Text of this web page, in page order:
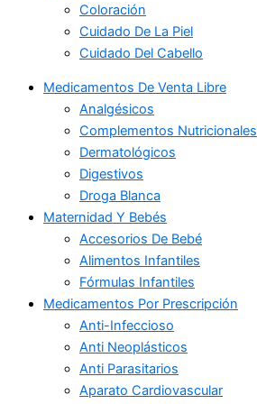
Coloración
Cuidado De La Piel
Cuidado Del Cabello
Medicamentos De Venta Libre
Analgésicos
Complementos Nutricionales
Dermatológicos
Digestivos
Droga Blanca
Maternidad Y Bebés
Accesorios De Bebé
Alimentos Infantiles
Fórmulas Infantiles
Medicamentos Por Prescripción
Anti-Infeccioso
Anti Neoplásticos
Anti Parasitarios
Aparato Cardiovascular